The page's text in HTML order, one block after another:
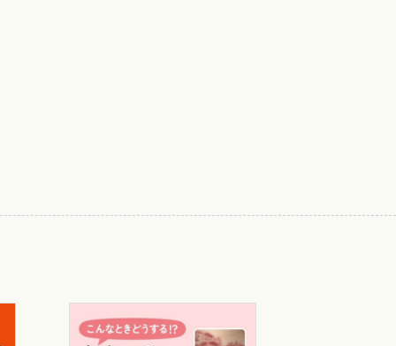
る記載と電子媒体による保存のこ
の求められる項目が増加しておりま
部分に含まれる請求項目については審
すが，医師として困らないために現状